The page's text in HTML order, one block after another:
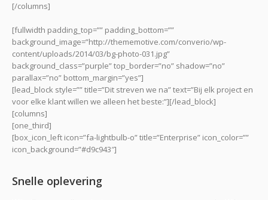
[/columns]
[fullwidth padding_top=”” padding_bottom=””
background_image=”http://thememotive.com/converio/wp-
content/uploads/2014/03/bg-photo-031.jpg”
background_class=”purple” top_border=”no” shadow=”no”
parallax=”no” bottom_margin=”yes”]
[lead_block style=”” title=”Dit streven we na” text=”Bij elk project en
voor elke klant willen we alleen het beste:”][/lead_block]
[columns]
[one_third]
[box_icon_left icon=”fa-lightbulb-o” title=”Enterprise” icon_color=””
icon_background=”#d9c943″]
Snelle oplevering